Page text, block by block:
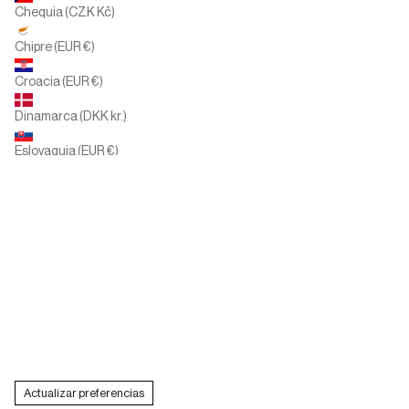
Chequia (CZK Kč)
Chipre (EUR €)
Croacia (EUR €)
Dinamarca (DKK kr.)
Eslovaquia (EUR €)
Hungría (HUF Ft)
Actualizar preferencias